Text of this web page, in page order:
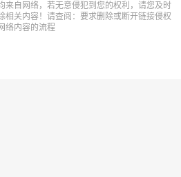
来自网络，若无意侵犯到您的权利，请您及时
关内容！请查阅： 要求删除或断开链接侵权
络内容的流程